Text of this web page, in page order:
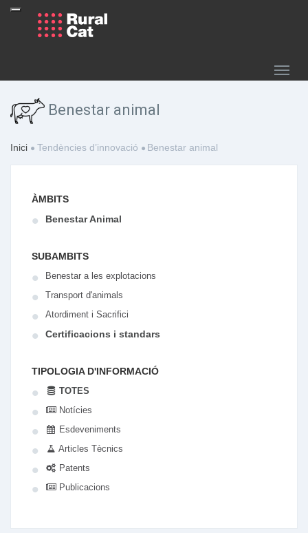
Benestar animal
Inici Tendències d’innovació Benestar animal
ÀMBITS
Benestar Animal
SUBAMBITS
Benestar a les explotacions
Transport d'animals
Atordiment i Sacrifici
Certificacions i standars
TIPOLOGIA D'INFORMACIÓ
TOTES
Notícies
Esdeveniments
Articles Tècnics
Patents
Publicacions